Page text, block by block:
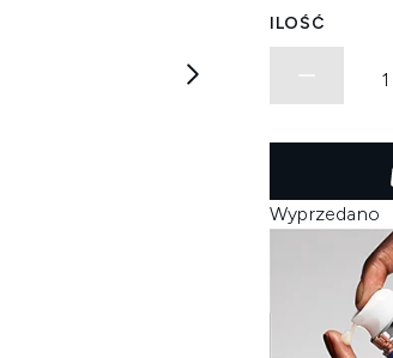
ILOŚĆ
Wyprzedano